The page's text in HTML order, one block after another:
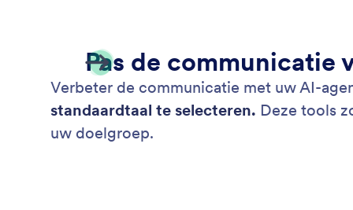
Pas de communicatie
Verbeter de communicatie met uw AI-
standaardtaal te selecteren. Deze tools
uw doelgroep.